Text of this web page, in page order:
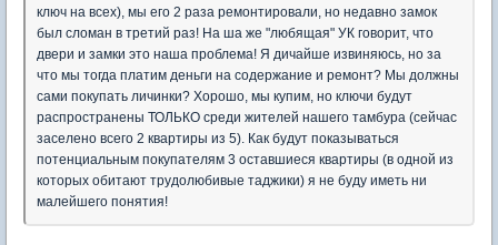
ключ на всех), мы его 2 раза ремонтировали, но недавно замок
был сломан в третий раз! На ша же "любящая" УК говорит, что
двери и замки это наша проблема! Я дичайше извиняюсь, но за
что мы тогда платим деньги на содержание и ремонт? Мы должны
сами покупать личинки? Хорошо, мы купим, но ключи будут
распространены ТОЛЬКО среди жителей нашего тамбура (сейчас
заселено всего 2 квартиры из 5). Как будут показываться
потенциальным покупателям 3 оставшиеся квартиры (в одной из
которых обитают трудолюбивые таджики) я не буду иметь ни
малейшего понятия!